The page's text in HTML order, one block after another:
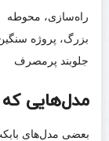
راه‌سازی، محوطه
بزرگ، پروژه
جلوبند پرمصرف
مدل‌هایی که
بعضی مدل‌های